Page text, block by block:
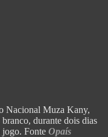
Nacional Muza Kany,
durante dois dias
jogo. Fonte Opaís